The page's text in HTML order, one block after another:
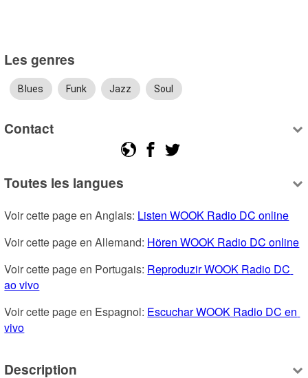
Les genres
Blues Funk Jazz Soul
Contact
Toutes les langues
Voir cette page en Anglais: Listen WOOK Radio DC online
Voir cette page en Allemand: Hören WOOK Radio DC online
Voir cette page en Portugais: Reproduzir WOOK Radio DC
ao vivo
Voir cette page en Espagnol: Escuchar WOOK Radio DC en
vivo
Description